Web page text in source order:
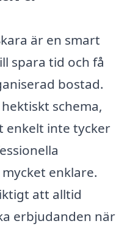
är en smart
spara tid och få
bostad.
schema,
enkelt inte tycker
enklare.
att alltid
erbjudanden när